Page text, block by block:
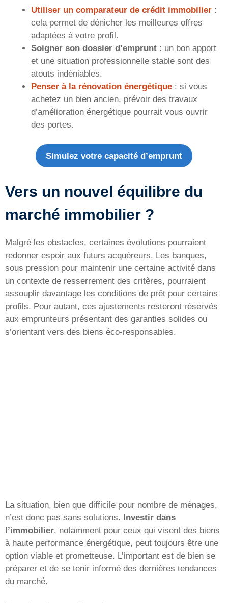
Utiliser un comparateur de crédit immobilier :
cela permet de dénicher les meilleures offres
adaptées à votre profil.
Soigner son dossier d’emprunt : un bon apport
et une situation professionnelle stable sont des
atouts indéniables.
Penser à la rénovation énergétique : si vous
achetez un bien ancien, prévoir des travaux
d’amélioration énergétique pourrait vous ouvrir
des portes.
Simulez votre capacité d’emprunt
Vers un nouvel équilibre du
marché immobilier ?
Malgré les obstacles, certaines évolutions pourraient
redonner espoir aux futurs acquéreurs. Les banques,
sous pression pour maintenir une certaine activité dans
un contexte de resserrement des critères, pourraient
assouplir davantage les conditions de prêt pour certains
profils. Pour autant, ces ajustements resteront réservés
aux emprunteurs présentant des garanties solides ou
s’orientant vers des biens éco-responsables.
La situation, bien que difficile pour nombre de ménages,
n’est donc pas sans solutions. Investir dans
l’immobilier, notamment pour ceux qui visent des biens
à haute performance énergétique, peut toujours être une
option viable et prometteuse. L’important est de bien se
préparer et de se tenir informé des dernières tendances
du marché.